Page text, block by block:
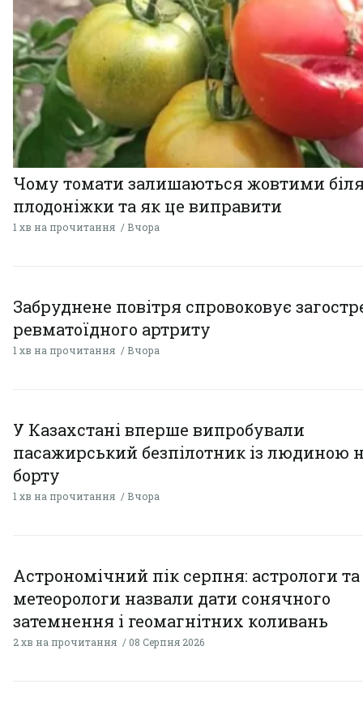
Чому томати залишаються жовтими
плодоніжки та як це виправити
1 хв на прочитання Вчора
Забруднене повітря спровоковує
ревматоїдного артриту
1 хв на прочитання Вчора
У Казахстані вперше випробували
пасажирський безпілотник із людиною
борту
1 хв на прочитання Вчора
Астрономічний пік серпня: астрологи та
метеорологи назвали дати сонячного
затемнення і геомагнітних коливань
2 хв на прочитання 08 Серпня 2026